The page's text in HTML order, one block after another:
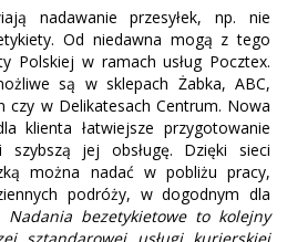
nadawanie przesyłek, np. nie
Od niedawna mogą z tego
Polskiej w ramach usług Pocztex.
są w sklepach Żabka, ABC,
czy w Delikatesach Centrum. Nowa
klienta łatwiejsze przygotowanie
szybszą jej obsługę. Dzięki sieci
można nadać w pobliżu pracy,
podróży, w dogodnym dla
Nadania bezetykietowe to kolejny